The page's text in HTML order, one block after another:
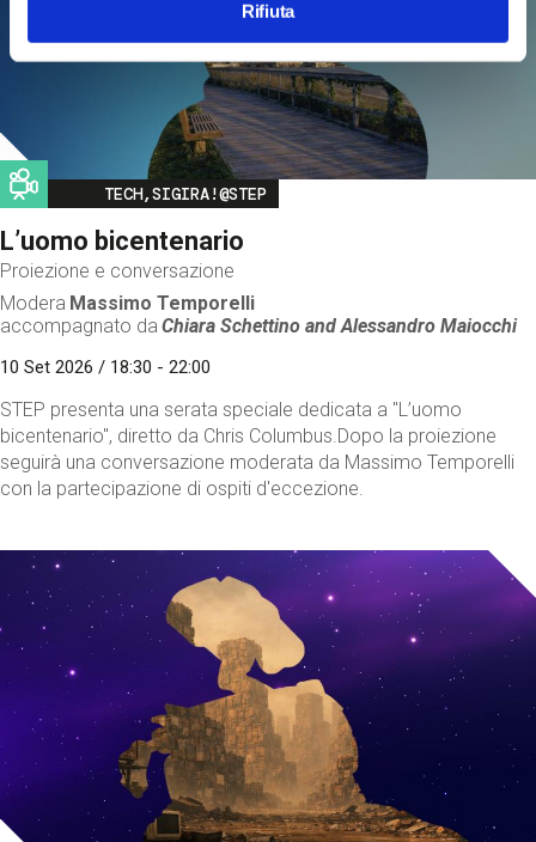
Rifiuta
Image
TECH,SIGIRA!@STEP
L’uomo bicentenario
Proiezione e conversazione
Modera Massimo Temporelli
accompagnato da Chiara Schettino andAlessandro Maiocchi
10 Set 2026 / 18:30 - 22:00
STEP presenta una serata speciale dedicata a "L’uomo
bicentenario", diretto da Chris Columbus.Dopo la proiezione
seguirà una conversazione moderata da Massimo Temporelli
con la partecipazione di ospiti d'eccezione.